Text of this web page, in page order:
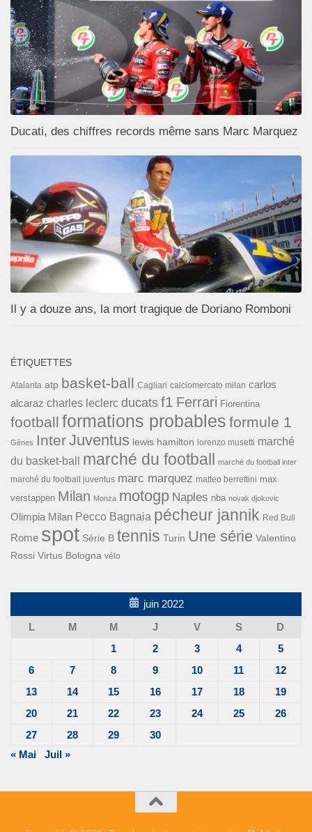
Ducati, des chiffres records même sans Marc Marquez
Il y a douze ans, la mort tragique de Doriano Romboni
ÉTIQUETTES
Atalanta atp basket-ball Cagliari calciomercato milan carlos
alcaraz charles leclerc ducats f1 Ferrari Fiorentina
football formations probables formule 1
Gênes InterJuventus lewis hamilton lorenzo musetti marché
du basket-ball
marché du football marché du football inter
marché du football juventus marc marquez matteo berrettini max
verstappen Milan Monza motogp Naples nba novak djokovic
Olimpia Milan Pecco Bagnaia pécheur jannik Red Bull
Rome spot Série B tennis Turin Une série Valentino
Rossi Virtus Bologna vélo
juin 2022
L
M M J V S
D
1
2 3 4
5
6
7 8 9 10 11
12
13
14 15 16 17 18
19
20
21 22 23 24 25
26
27
28 29
30
« Mai
Juil »